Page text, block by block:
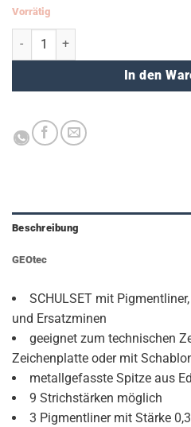
Vorrätig
Pigmentliner SCHULSET(ARISTO)
In den
Beschreibung
GEOtec
SCHULSET mit
und Ersatzminen
geeignet zum technischen
Zeichenplatte oder mit
metallgefasste Spitze aus
9 Strichstärken möglich
3 Pigmentliner mit Stärke